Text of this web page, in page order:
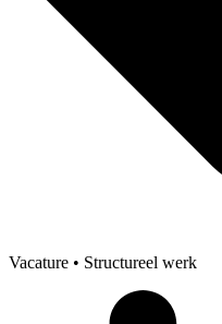
Vacature • Structureel werk